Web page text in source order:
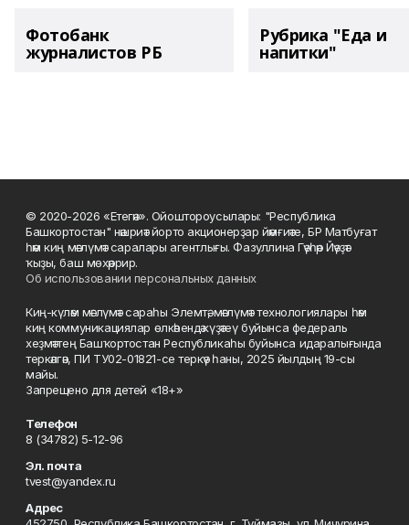
Фотобанк
журналистов РБ
Рубрика "Еда и
напитки"
© 2020-2026 «Етегән». Ойоштороусылары: "Республика
Башкортостан" нәшриәт йорто акционерҙар йәмғиәте, БР Матбуғат
һәм киң мәғлүмәт саралары агентлығы. Фазуллина Гәүһәр Йәүҙәт
ҡыҙы, баш мөхәррир.
Об использовании персональных данных
Киң-күләм мәғлүмәт сараһы Элемтә, мәғлүмәт технологиялары һәм
киң коммуникациялар өлкәһендә күҙәтеү буйынса федераль
хеҙмәттең Башҡортостан Республикаһы буйынса идаралығында
теркәлгән, ПИ ТУ02-01821-се теркәү һаны, 2025 йылдың 19-сы
майы.
Запрещено для детей «18+»
Телефон
8 (34782) 5-12-96
Эл. почта
tvest@yandex.ru
Адрес